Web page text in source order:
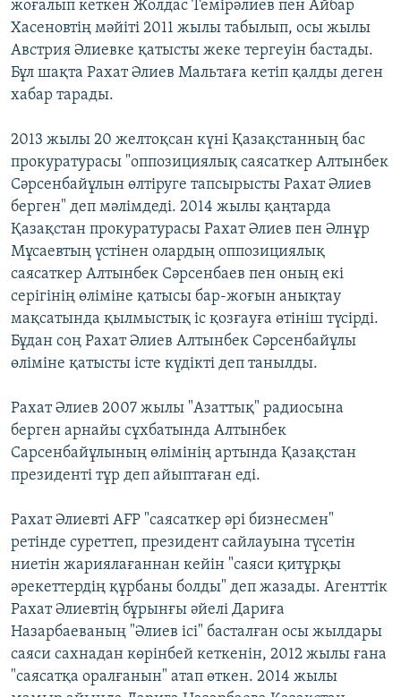
жоғалып кеткен Жолдас Темірәлиев пен Айбар
Хасеновтің мәйіті 2011 жылы табылып, осы жылы
Австрия Әлиевке қатысты жеке тергеуін бастады.
Бұл шақта Рахат Әлиев Мальтаға кетіп қалды деген
хабар тарады.
2013 жылы 20 желтоқсан күні Қазақстанның бас
прокуратурасы "оппозициялық саясаткер Алтынбек
Сәрсенбайұлын өлтіруге тапсырысты Рахат Әлиев
берген" деп мәлімдеді. 2014 жылы қаңтарда
Қазақстан прокуратурасы Рахат Әлиев пен Әлнұр
Мұсаевтың үстінен олардың оппозициялық
саясаткер Алтынбек Сәрсенбаев пен оның екі
серігінің өліміне қатысы бар-жоғын анықтау
мақсатында қылмыстық іс қозғауға өтініш түсірді.
Бұдан соң Рахат Әлиев Алтынбек Сәрсенбайұлы
өліміне қатысты істе күдікті деп танылды.
Рахат Әлиев 2007 жылы "Азаттық" радиосына
берген арнайы сұхбатында Алтынбек
Сарсенбайұлының өлімінің артында Қазақстан
президенті тұр деп айыптаған еді.
Рахат Әлиевті AFP "саясаткер әрі бизнесмен"
ретінде суреттеп, президент сайлауына түсетін
ниетін жариялағаннан кейін "саяси қитұрқы
әрекеттердің құрбаны болды" деп жазады. Агенттік
Рахат Әлиевтің бұрынғы әйелі Дариға
Назарбаеваның "Әлиев ісі" басталған осы жылдары
саяси сахнадан көрінбей кеткенін, 2012 жылы ғана
"саясатқа оралғанын" атап өткен. 2014 жылы